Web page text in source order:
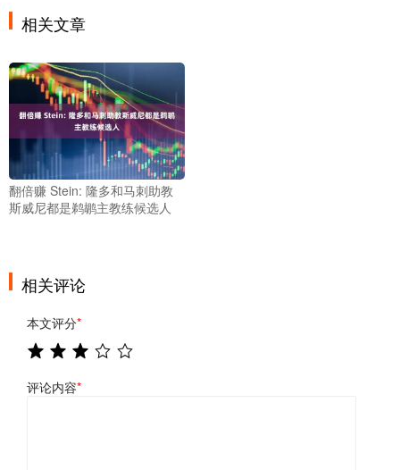
相关文章
翻倍赚 Stein: 隆多和马刺助教
斯威尼都是鹈鹕主教练候选人
相关评论
本文评分*
评论内容*